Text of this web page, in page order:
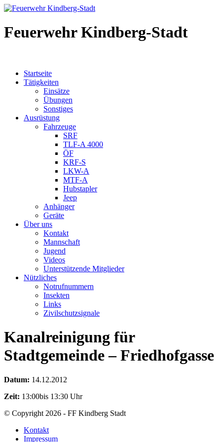
Feuerwehr Kindberg-Stadt
Startseite
Tätigkeiten
Einsätze
Übungen
Sonstiges
Ausrüstung
Fahrzeuge
SRF
TLF-A 4000
ÖF
KRF-S
LKW-A
MTF-A
Hubstapler
Jeep
Anhänger
Geräte
Über uns
Kontakt
Mannschaft
Jugend
Videos
Unterstützende Mitglieder
Nützliches
Notrufnummern
Insekten
Links
Zivilschutzsignale
Kanalreinigung für
Stadtgemeinde – Friedhofgasse
Datum: 14.12.2012
Zeit: 13:00bis 13:30 Uhr
© Copyright 2026 - FF Kindberg Stadt
Kontakt
Impressum